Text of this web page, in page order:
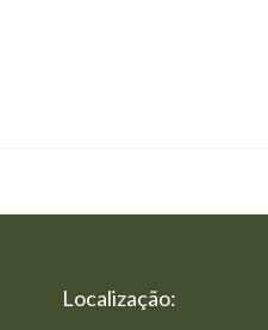
Localização: